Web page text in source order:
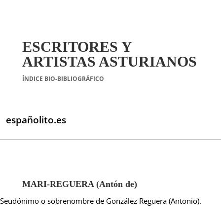
ESCRITORES Y
ARTISTAS ASTURIANOS
ÍNDICE BIO-BIBLIOGRÁFICO
españolito.es
MARI-REGUERA (Antón de)
Seudónimo o sobrenombre de González Reguera (Antonio).